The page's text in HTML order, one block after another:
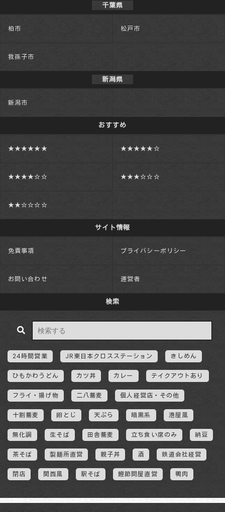
千葉県
柏市 松戸市
我孫子市
新潟県
新潟市
おすすめ
★★★★★★ ★★★★★☆
★★★★☆☆ ★★★☆☆☆
★★☆☆☆☆
サイト情報
免責事項 プライバシーポリシー
お問い合わせ 運営者
検索
24時間営業 JR東日本クロスステーション きしめん
ひもかわうどん カツ丼 カレー テイクアウトあり
フライ・揚げ物 二八蕎麦 個人経営店・その他
十割蕎麦 卵とじ 天ぷら 暗黒系 港屋風
無化調 生そば 田舎蕎麦 立ち食い席のみ 納豆
茶そば 製麺所直営 親子丼 酒 鉄道会社経営
閉店 関西風 駅そば 鰹節問屋直営 鴨肉